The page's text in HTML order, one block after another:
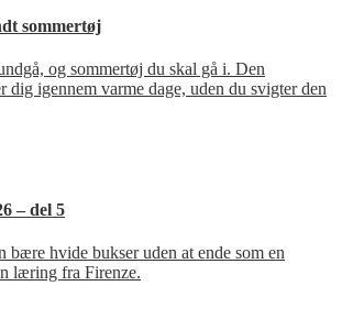
sommertøj
og sommertøj du skal gå i. Den
dig igennem varme dage, uden du svigter den
– del 5
hvide bukser uden at ende som en
læring fra Firenze.